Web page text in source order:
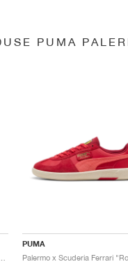
PUMA
PUMA